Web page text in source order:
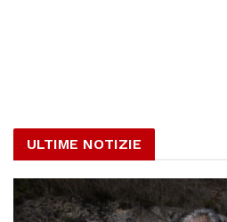
ULTIME NOTIZIE